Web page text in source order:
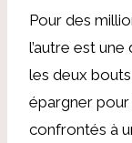
Pour des
l’autre est
les deux
épargner pour
confrontés à